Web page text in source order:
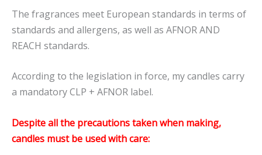
The fragrances meet European standards in terms of
standards and allergens, as well as AFNOR AND
REACH standards.
According to the legislation in force, my candles carry
a mandatory CLP + AFNOR label.
Despite all the precautions taken when making,
candles must be used with care: